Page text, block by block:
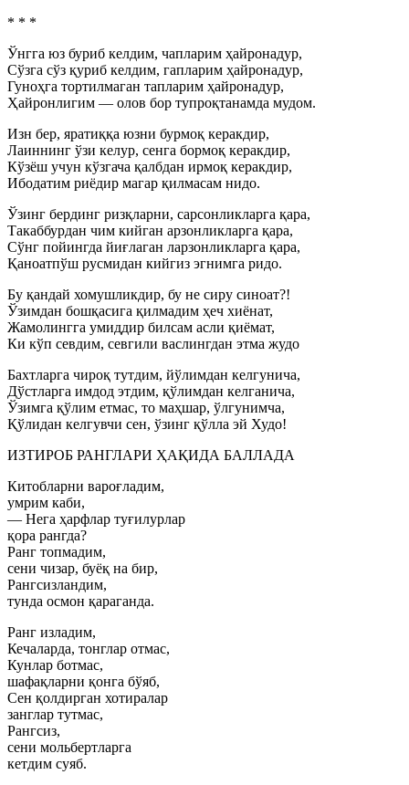
* * *
Ўнгга юз буриб келдим, чапларим ҳайронадур,
Сўзга сўз қуриб келдим, гапларим ҳайронадур,
Гуноҳга тортилмаган тапларим ҳайронадур,
Ҳайронлигим — олов бор тупроқтанамда мудом.
Изн бер, яратиққа юзни бурмоқ керакдир,
Лаиннинг ўзи келур, сенга бормоқ керакдир,
Кўзёш учун кўзгача қалбдан ирмоқ керакдир,
Ибодатим риёдир магар қилмасам нидо.
Ўзинг бердинг ризқларни, сарсонликларга қара,
Такаббурдан чим кийган арзонликларга қара,
Сўнг пойингда йиғлаган ларзонликларга қара,
Қаноатпўш русмидан кийгиз эгнимга ридо.
Бу қандай хомушликдир, бу не сиру синоат?!
Ўзимдан бошқасига қилмадим ҳеч хиёнат,
Жамолингга умиддир билсам асли қиёмат,
Ки кўп севдим, севгили васлингдан этма жудо
Бахтларга чироқ тутдим, йўлимдан келгунича,
Дўстларга имдод этдим, қўлимдан келганича,
Ўзимга қўлим етмас, то маҳшар, ўлгунимча,
Қўлидан келгувчи сен, ўзинг қўлла эй Худо!
ИЗТИРОБ РАНГЛАРИ ҲАҚИДА БАЛЛАДА
Китобларни вароғладим,
умрим каби,
— Нега ҳарфлар туғилурлар
қора рангда?
Ранг топмадим,
сени чизар, буёқ на бир,
Рангсизландим,
тунда осмон қараганда.
Ранг изладим,
Кечаларда, тонглар отмас,
Кунлар ботмас,
шафақларни қонга бўяб,
Сен қолдирган хотиралар
занглар тутмас,
Рангсиз,
сени мольбертларга
кетдим суяб.